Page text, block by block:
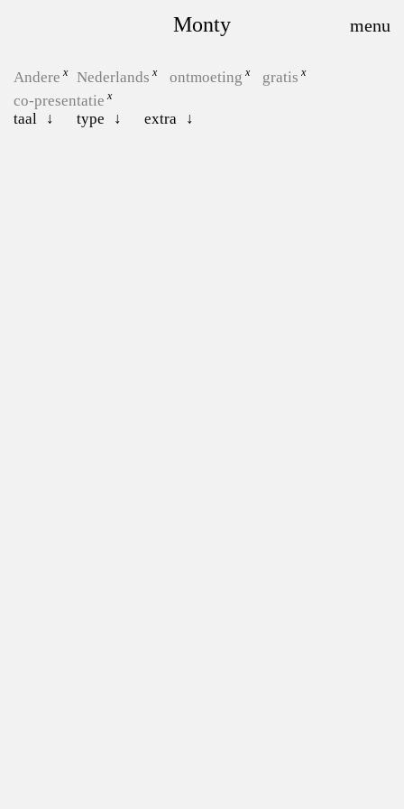
Monty
Andere Nederlands ontmoeting
gratis
co-presentatie
taal
type extra